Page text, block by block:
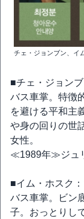
チェ・ジョンブン、イ
■チェ・ジョン
バス車掌。特徴
を避ける平和主
や身の回りの世
女性。
≪1989年≫ジュ
■イム・ホスク
バス車掌。ビン
子。おっとりし